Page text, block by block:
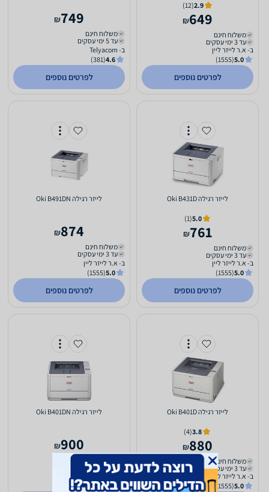
2.9
(12)
649
₪
משלוח חינם
עד 3 ימי עסקים
ב- א.ר לייזר ליין
5.0
(1555)
לפרטים נוספים
749
₪
משלוח חינם
עד 5 ימי עסקים
ב- Telyacom
4.6
(381)
לפרטים נוספים
‏לייזר ‏רגילה Oki B431D
5.0
(1)
761
₪
משלוח חינם
עד 3 ימי עסקים
ב- א.ר לייזר ליין
5.0
(1555)
לפרטים נוספים
‏לייזר ‏רגילה Oki B491DN
874
₪
משלוח חינם
עד 3 ימי עסקים
ב- א.ר לייזר ליין
5.0
(1555)
לפרטים נוספים
‏לייזר ‏רגילה Oki B401D
3.8
(4)
880
₪
משלוח חינם
עד 3 ימי עסקים
ב- א.ר לייזר ליין
5.0
(1555)
‏לייזר ‏רגילה Oki B401DN
900
₪
משלוח חינם
עד 3 ימי עסקים
ב- א.ר לייזר ליין
5.0
(1555)